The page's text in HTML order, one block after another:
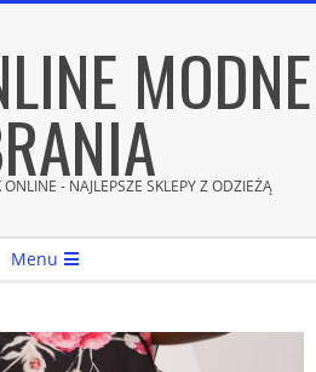
MODNE
- NAJLEPSZE SKLEPY Z ODZIEŻĄ
Menu